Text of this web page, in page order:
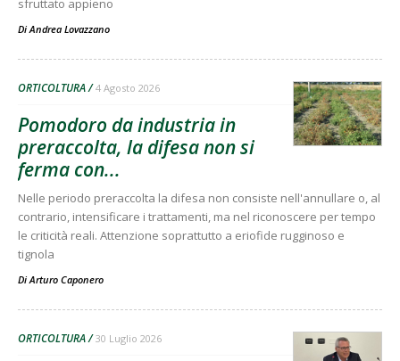
sfruttato appieno
Di Andrea Lovazzano
ORTICOLTURA 4 Agosto 2026
Pomodoro da industria in
preraccolta, la difesa non si
ferma con...
Nelle periodo preraccolta la difesa non consiste nell'annullare o, al
contrario, intensificare i trattamenti, ma nel riconoscere per tempo
le criticità reali. Attenzione soprattutto a eriofide rugginoso e
tignola
Di Arturo Caponero
ORTICOLTURA 30 Luglio 2026